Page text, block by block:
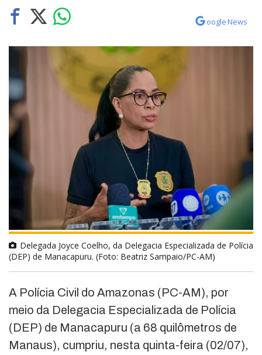
oogle News
Delegada Joyce Coelho, da Delegacia Especializada de Polícia
(DEP) de Manacapuru. (Foto: Beatriz Sampaio/PC-AM)
A Polícia Civil do Amazonas (PC-AM), por
meio da Delegacia Especializada de Polícia
(DEP) de Manacapuru (a 68 quilômetros de
Manaus), cumpriu, nesta quinta-feira (02/07),